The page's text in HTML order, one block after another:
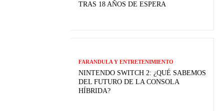
TRAS 18 AÑOS DE ESPERA
FARANDULA Y ENTRETENIMIENTO
NINTENDO SWITCH 2: ¿QUÉ SABEMOS
DEL FUTURO DE LA CONSOLA
HÍBRIDA?